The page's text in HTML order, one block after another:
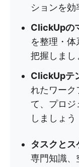
ションを効
ClickUpの
を整理・
把握しまし
ClickUpテ
れたワーク
て、プロ
しましょう
タスクとス
専門知識、